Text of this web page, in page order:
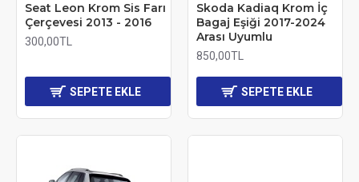
Seat Leon Krom Sis Farı
Çerçevesi 2013 - 2016
300,00TL
SEPETE EKLE
Skoda Kadiaq Krom İç
Bagaj Eşiği 2017-2024
Arası Uyumlu
850,00TL
SEPETE EKLE